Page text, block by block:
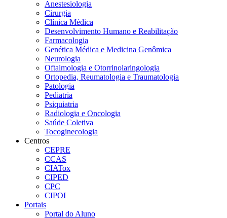
Anestesiologia
Cirurgia
Clínica Médica
Desenvolvimento Humano e Reabilitação
Farmacologia
Genética Médica e Medicina Genômica
Neurologia
Oftalmologia e Otorrinolaringologia
Ortopedia, Reumatologia e Traumatologia
Patologia
Pediatria
Psiquiatria
Radiologia e Oncologia
Saúde Coletiva
Tocoginecologia
Centros
CEPRE
CCAS
CIATox
CIPED
CPC
CIPOI
Portais
Portal do Aluno